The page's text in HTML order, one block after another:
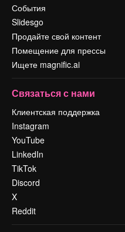
События
Slidesgo
Продайте свой контент
Помещение для прессы
Ищете magnific.ai
Связаться с нами
Клиентская поддержка
Instagram
YouTube
LinkedIn
TikTok
Discord
X
Reddit